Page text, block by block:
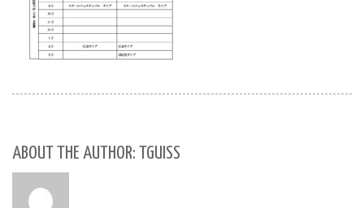
ABOUT THE AUTHOR: TGUISS